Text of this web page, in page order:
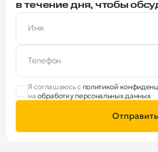
в течение дня, чтобы
Имя
Телефон
Я соглашаюсь с политикой
наобработку персональных данных
Отправить